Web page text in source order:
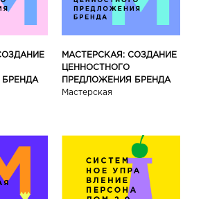
БРЕНДА
МАСТЕРСКАЯ: СОЗДАНИЕ
ЦЕННОСТНОГО
ПРЕДЛОЖЕНИЯ БРЕНДА
Мастерская